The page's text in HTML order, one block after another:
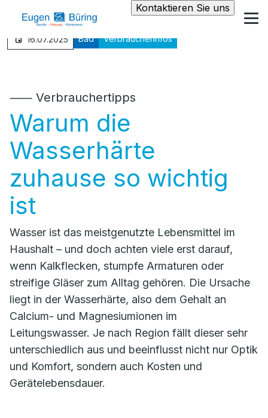
Kontaktieren Sie uns
16.07.2025 Bad Verbraucherinfos
⸺ Verbrauchertipps
Warum die
Wasserhärte
zuhause so wichtig
ist
Wasser ist das meistgenutzte Lebensmittel im
Haushalt – und doch achten viele erst darauf,
wenn Kalkflecken, stumpfe Armaturen oder
streifige Gläser zum Alltag gehören. Die Ursache
liegt in der Wasserhärte, also dem Gehalt an
Calcium- und Magnesiumionen im
Leitungswasser. Je nach Region fällt dieser sehr
unterschiedlich aus und beeinflusst nicht nur Optik
und Komfort, sondern auch Kosten und
Gerätelebensdauer.